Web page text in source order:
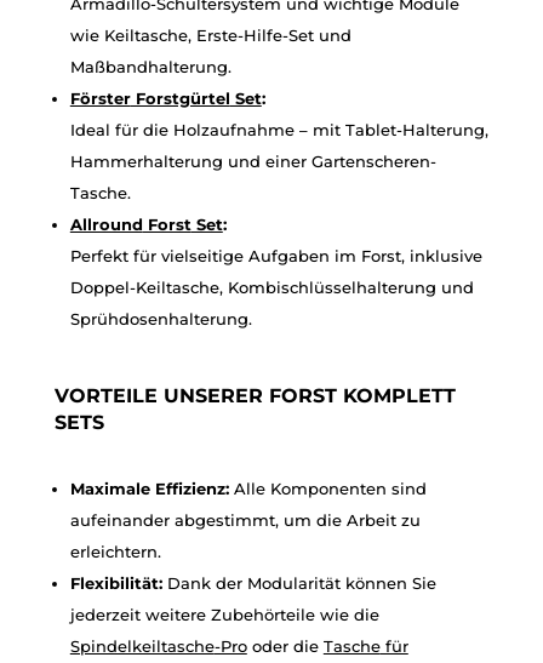
wie Keiltasche, Erste-Hilfe-Set und
Maßbandhalterung.
FörsterForstgürtel Set:
Ideal für die Holzaufnahme – mit Tablet-Halterung,
Hammerhalterung und einer Gartenscheren-
Tasche.
Allround Forst Set:
Perfekt für vielseitige Aufgaben im Forst, inklusive
Doppel-Keiltasche, Kombischlüsselhalterung und
Sprühdosenhalterung.
VORTEILE UNSERER FORST KOMPLETT
SETS
Maximale Effizienz:Alle Komponenten sind
aufeinander abgestimmt, um die Arbeit zu
erleichtern.
Flexibilität:Dank der Modularität können Sie
jederzeit weitere Zubehörteile wie die
Spindelkeiltasche-Prooder die Taschefür